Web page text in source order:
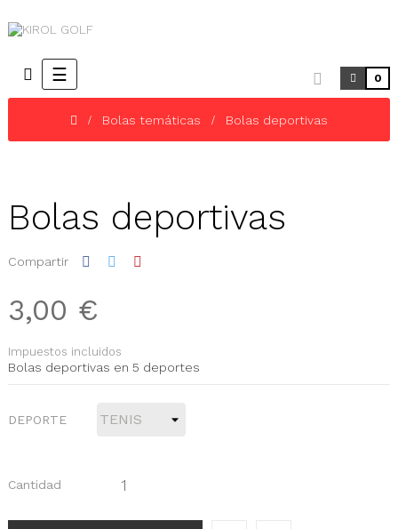
Navegación
de
☰ 0
Bolas temáticas Bolas deportivas
Bolas deportivas
Compartir
3,00 €
Impuestos incluidos
Bolas deportivas en 5 deportes
DEPORTE
Cantidad